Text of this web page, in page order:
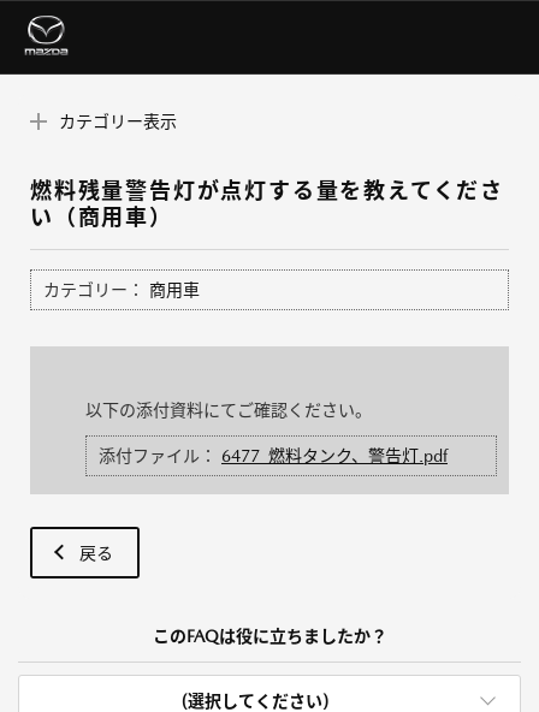
カテゴリー表示
燃料残量警告灯が点灯する量を教えてくださ
い（商用車）
カテゴリー： 商用車
以下の添付資料にてご確認ください。
添付ファイル： 6477_燃料タンク、警告灯.pdf
戻る
このFAQは役に立ちましたか？
(選択してください)